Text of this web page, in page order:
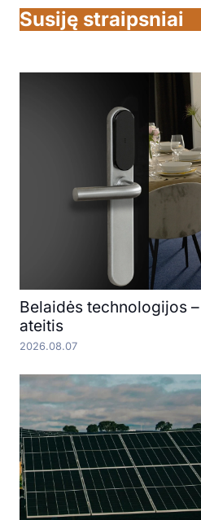
Susiję straipsniai
Belaidės technologijos
ateitis
2026.08.07